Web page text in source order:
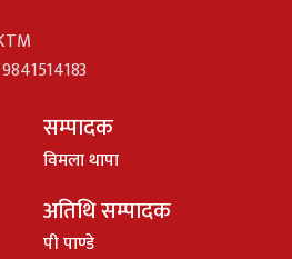
सम्पादक
विमला थापा
अतिथि सम्पादक
पी पाण्डे